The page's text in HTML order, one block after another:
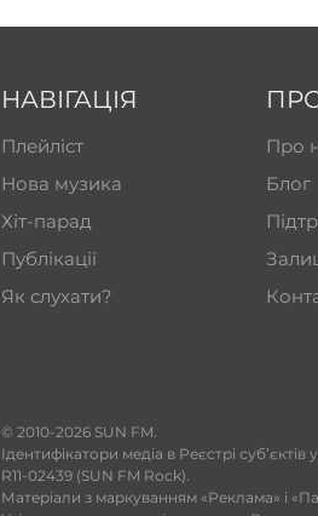
НАВІГАЦІЯ
Плейліст
Нова музика
Хіт-парад
Публікації
Як слухати?
Про
Блог
​© 2010-2026 SUN FM.
Ідентифікатори медіа в Реєстрі суб’єктів
R11-02439 (SUN FM Rock).
Матеріали з маркуванням «Реклама» і